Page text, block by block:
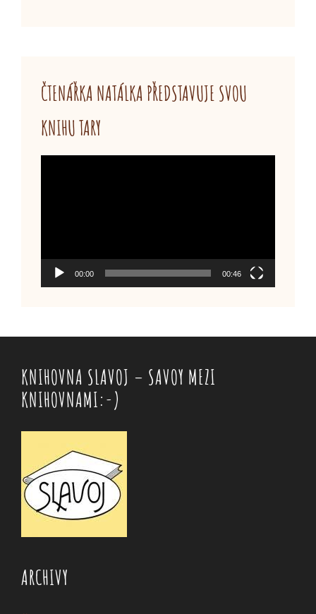
ČTENÁŘKA NATÁLKA PŘEDSTAVUJE SVOU
KNIHU TARY
00:00 00:46
KNIHOVNA SLAVOJ – SAVOY MEZI
KNIHOVNAMI:-)
ARCHIVY